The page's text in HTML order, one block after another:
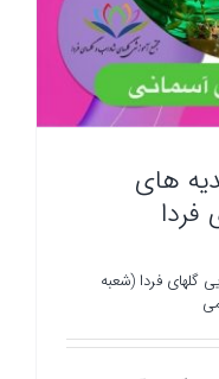
های
فردا
گلهای فردا (شعبه